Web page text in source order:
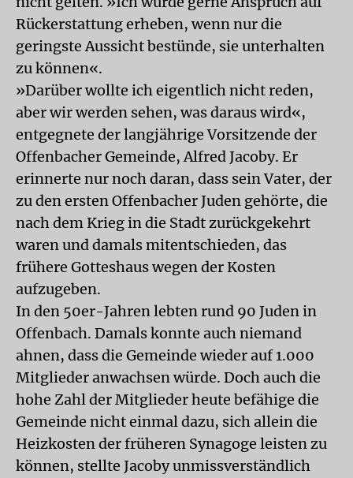
Rückerstattung erheben, wenn nur die
geringste Aussicht bestünde, sie unterhalten
zu können«.
»Darüber wollte ich eigentlich nicht reden,
aber wir werden sehen, was daraus wird«,
entgegnete der langjährige Vorsitzende der
Offenbacher Gemeinde, Alfred Jacoby. Er
erinnerte nur noch daran, dass sein Vater, der
zu den ersten Offenbacher Juden gehörte, die
nach dem Krieg in die Stadt zurückgekehrt
waren und damals mitentschieden, das
frühere Gotteshaus wegen der Kosten
aufzugeben.
In den 50er-Jahren lebten rund 90 Juden in
Offenbach. Damals konnte auch niemand
ahnen, dass die Gemeinde wieder auf 1.000
Mitglieder anwachsen würde. Doch auch die
hohe Zahl der Mitglieder heute befähige die
Gemeinde nicht einmal dazu, sich allein die
Heizkosten der früheren Synagoge leisten zu
können, stellte Jacoby unmissverständlich